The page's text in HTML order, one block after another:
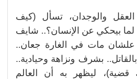
والوجدان، تسأل (كيف
لما بيحكي عن الإنسان؟.. شايف
علشان مات في الغارة جعان..
بشرف ونزاهة وحيادية..
قضية)، ليظهر به أن العالم